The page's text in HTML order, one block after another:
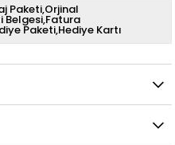
Paketi,Orjinal
Belgesi,Fatura
Paketi,Hediye Kartı